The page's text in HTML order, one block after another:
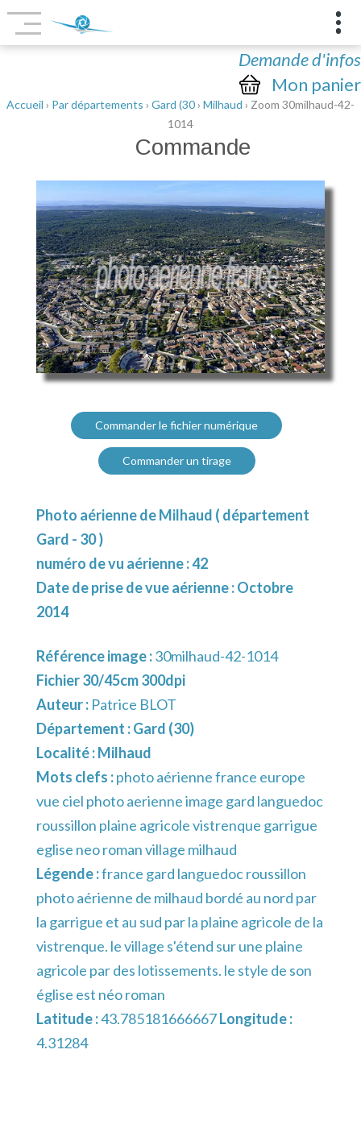
Demande d'infos
Mon panier
Accueil › Par départements › Gard (30› Milhaud › Zoom 30milhaud-42-
1014
Commande
Commander le fichier numérique
Commander un tirage
Photo aérienne de Milhaud ( département
Gard - 30 )
numéro de vu aérienne : 42
Date de prise de vue aérienne : Octobre
2014
Référence image :30milhaud-42-1014
Fichier 30/45cm 300dpi
Auteur : Patrice BLOT
Département :Gard (30)
Localité :Milhaud
Mots clefs :photo aérienne france europe
vue ciel photo aerienne image gard languedoc
roussillon plaine agricole vistrenque garrigue
eglise neo roman village milhaud
Légende :france gard languedoc roussillon
photo aérienne de milhaud bordé au nord par
la garrigue et au sud par la plaine agricole de la
vistrenque. le village s'étend sur une plaine
agricole par des lotissements. le style de son
église est néo roman
Latitude :43.785181666667Longitude :
4.31284